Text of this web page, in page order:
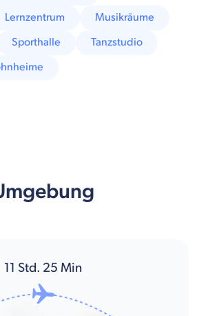
Lernzentrum
Musikräume
Sporthalle
Tanzstudio
11 Std. 25 Min